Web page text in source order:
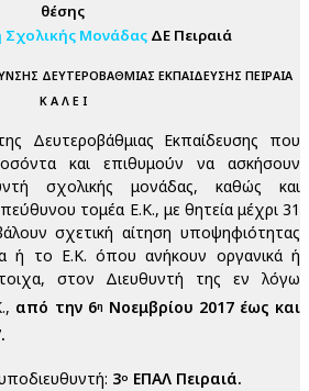
θέσης
Σχολικής Μονάδας ΔΕ Πειραιά
ΔΕΥΤΕΡΟΒΑΘΜΙΑΣ ΕΚΠΑΙΔΕΥΣΗΣ ΠΕΙΡΑΙΑ
Κ Α Λ Ε Ι
Δευτεροβάθμιας Εκπαίδευσης που
και επιθυμούν να ασκήσουν
σχολικής μονάδας, καθώς και
τομέα Ε.Κ., με θητεία μέχρι 31
σχετική αίτηση υποψηφιότητας
ή το Ε.Κ. όπου ανήκουν οργανικά ή
στον Διευθυντή της εν λόγω
από την 6η Νοεμβρίου 2017 έως και
3ο ΕΠΑΛ Πειραιά.